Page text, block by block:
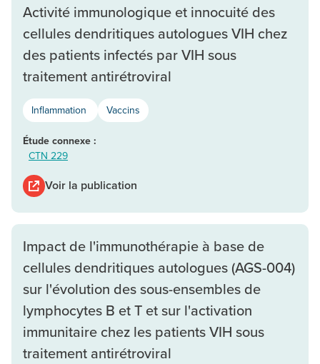
Activité immunologique et innocuité des
cellules dendritiques autologues VIH chez
des patients infectés par VIH sous
traitement antirétroviral
Inflammation Vaccins
Étude connexe :
CTN 229
Voir la publication
Impact de l'immunothérapie à base de
cellules dendritiques autologues (AGS-004)
sur l'évolution des sous-ensembles de
lymphocytes B et T et sur l'activation
immunitaire chez les patients VIH sous
traitement antirétroviral